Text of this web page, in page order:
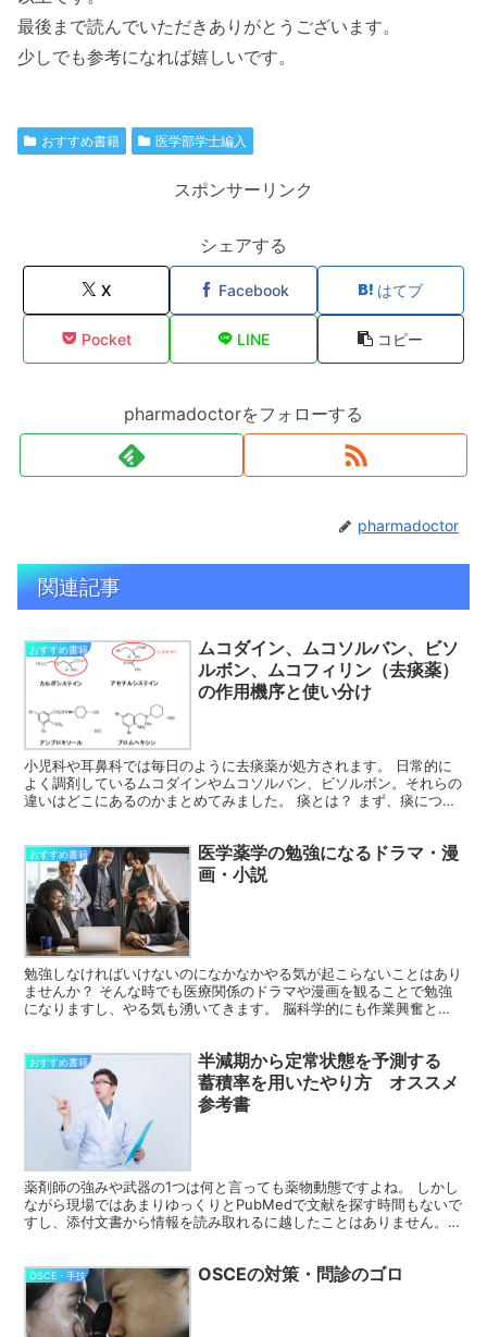
最後まで読んでいただきありがとうございます。
少しでも参考になれば嬉しいです。
おすすめ書籍 医学部学士編入
スポンサーリンク
シェアする
X Facebook はてブ
Pocket LINE コピー
pharmadoctorをフォローする
pharmadoctor
関連記事
おすすめ書籍
ムコダイン、ムコソルバン、ビソ
ルボン、ムコフィリン（去痰薬）
の作用機序と使い分け
小児科や耳鼻科では毎日のように去痰薬が処方されます。 日常的に
よく調剤しているムコダインやムコソルバン、ビソルボン。それらの
違いはどこにあるのかまとめてみました。 痰とは？ まず、痰につい
おすすめ書籍
医学薬学の勉強になるドラマ・漫
画・小説
勉強しなければいけないのになかなかやる気が起こらないことはあり
ませんか？ そんな時でも医療関係のドラマや漫画を観ることで勉強
になりますし、やる気も湧いてきます。 脳科学的にも作業興奮とい
おすすめ書籍
半減期から定常状態を予測する
蓄積率を用いたやり方 オススメ
参考書
薬剤師の強みや武器の1つは何と言っても薬物動態ですよね。 しかし
ながら現場ではあまりゆっくりとPubMedで文献を探す時間もないで
すし、添付文書から情報を読み取れるに越したことはありません。
OSCE・手技 OSCEの対策・問診のゴロ